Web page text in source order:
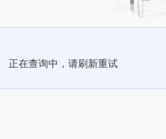
正在查询中，请刷新重试